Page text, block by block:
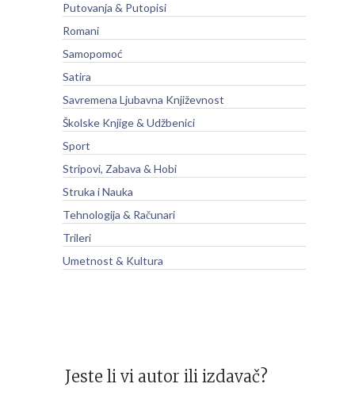
Putovanja & Putopisi
Romani
Samopomoć
Satira
Savremena Ljubavna Književnost
Školske Knjige & Udžbenici
Sport
Stripovi, Zabava & Hobi
Struka i Nauka
Tehnologija & Računari
Trileri
Umetnost & Kultura
Jeste li vi autor ili izdavač?